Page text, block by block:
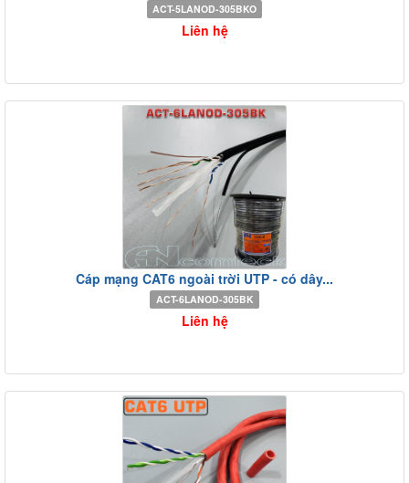
ACT-5LANOD-305BKO
Liên hệ
Cáp mạng CAT6 ngoài trời UTP - có dây...
ACT-6LANOD-305BK
Liên hệ